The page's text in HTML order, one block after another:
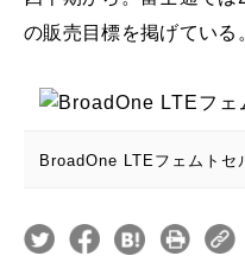
の販売目標を掲げている
BroadOne LTEフェムトセ